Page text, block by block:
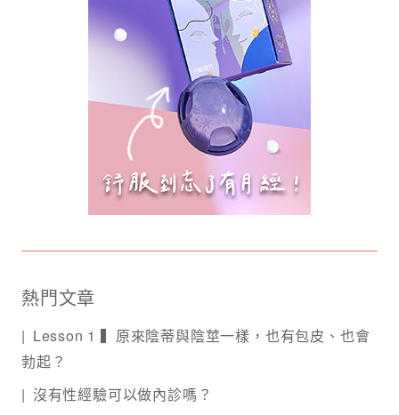
熱門文章
Lesson 1 ▍原來陰蒂與陰莖一樣，也有包皮、也會
勃起？
沒有性經驗可以做內診嗎？